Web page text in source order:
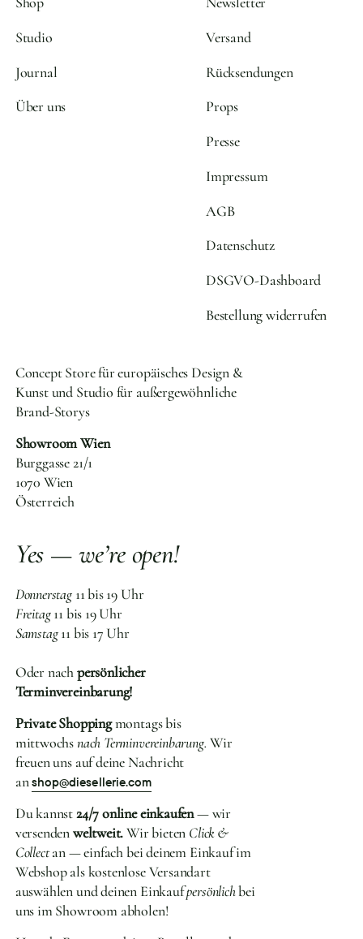
Studio
Journal
Über uns
Versand
Rücksendungen
Props
Presse
Impressum
AGB
Datenschutz
DSGVO-Dashboard
Bestellung widerrufen
Concept Store für europäisches Design &
Kunst und Studio für außergewöhnliche
Brand-Storys
Showroom Wien
Burggasse 21/1
1070 Wien
Österreich
Yes — we’re open!
Donnerstag11 bis 19 Uhr
Freitag11 bis 19 Uhr
Samstag11 bis 17 Uhr
Oder nachpersönlicher
Terminvereinbarung!
Private Shoppingmontags bis
mittwochsnach Terminvereinbarung. Wir
freuen uns auf deine Nachricht
anshop@diesellerie.com
Du kannst24/7 online einkaufen— wir
versendenweltweit.Wir bieten Click &
Collectan — einfach bei deinem Einkauf im
Webshop als kostenlose Versandart
auswählen und deinen Einkaufpersönlichbei
uns im Showroom abholen!